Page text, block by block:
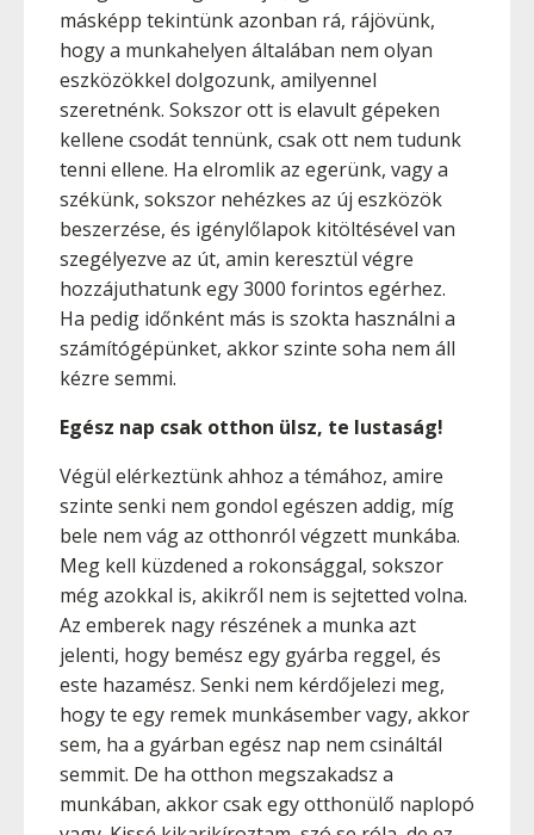
másképp tekintünk azonban rá, rájövünk,
hogy a munkahelyen általában nem olyan
eszközökkel dolgozunk, amilyennel
szeretnénk. Sokszor ott is elavult gépeken
kellene csodát tennünk, csak ott nem tudunk
tenni ellene. Ha elromlik az egerünk, vagy a
székünk, sokszor nehézkes az új eszközök
beszerzése, és igénylőlapok kitöltésével van
szegélyezve az út, amin keresztül végre
hozzájuthatunk egy 3000 forintos egérhez.
Ha pedig időnként más is szokta használni a
számítógépünket, akkor szinte soha nem áll
kézre semmi.
Egész nap csak otthon ülsz, te lustaság!
Végül elérkeztünk ahhoz a témához, amire
szinte senki nem gondol egészen addig, míg
bele nem vág az otthonról végzett munkába.
Meg kell küzdened a rokonsággal, sokszor
még azokkal is, akikről nem is sejtetted volna.
Az emberek nagy részének a munka azt
jelenti, hogy bemész egy gyárba reggel, és
este hazamész. Senki nem kérdőjelezi meg,
hogy te egy remek munkásember vagy, akkor
sem, ha a gyárban egész nap nem csináltál
semmit. De ha otthon megszakadsz a
munkában, akkor csak egy otthonülő naplopó